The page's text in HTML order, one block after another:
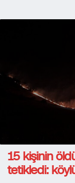
15 kişinin
tetikledi: